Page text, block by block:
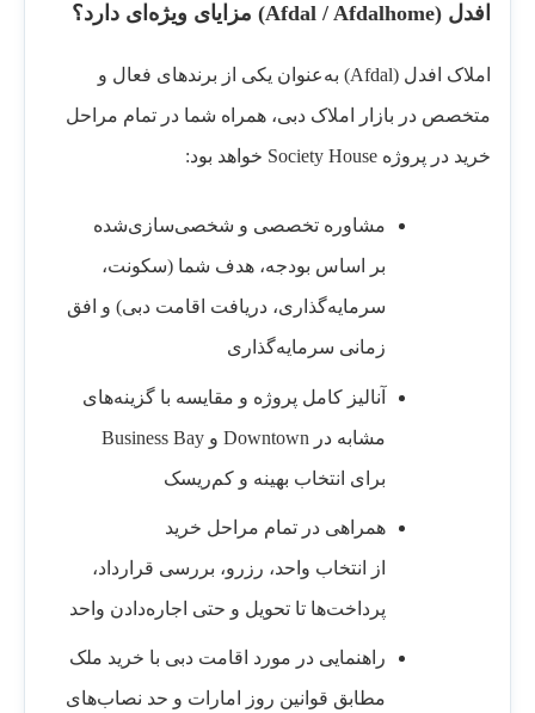
افدل (Afdal / Afdalhome) مزایای ویژه‌ای دارد؟
املاک افدل (Afdal) به‌عنوان یکی از برندهای فعال و
متخصص در بازار املاک دبی، همراه شما در تمام مراحل
خرید در پروژه Society House خواهد بود:
مشاوره تخصصی و شخصی‌سازی‌شده
بر اساس بودجه، هدف شما (سکونت،
سرمایه‌گذاری، دریافت اقامت دبی) و افق
زمانی سرمایه‌گذاری
آنالیز کامل پروژه و مقایسه با گزینه‌های
مشابه در Downtown و Business Bay
برای انتخاب بهینه و کم‌ریسک
همراهی در تمام مراحل خرید
از انتخاب واحد، رزرو، بررسی قرارداد،
پرداخت‌ها تا تحویل و حتی اجاره‌دادن واحد
راهنمایی در مورد اقامت دبی با خرید ملک
مطابق قوانین روز امارات و حد نصاب‌های